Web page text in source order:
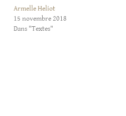
Armelle Heliot
15 novembre 2018
Dans "Textes"